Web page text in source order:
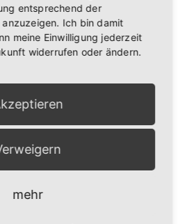
entsprechend der
Ich bin damit
meine Einwilligung jederzeit
widerrufen oder ändern.
mehr